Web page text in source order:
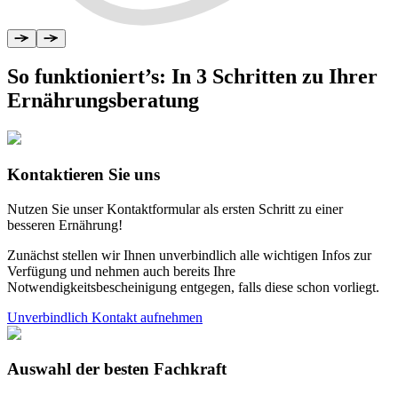
So funktioniert’s: In 3 Schritten zu Ihrer
Ernährungs­beratung
Kontaktieren Sie uns
Nutzen Sie unser Kontaktformular als ersten Schritt zu einer
besseren Ernährung!
Zunächst stellen wir Ihnen unverbindlich alle wichtigen Infos zur
Verfügung und nehmen auch bereits Ihre
Notwendigkeitsbescheinigung entgegen, falls diese schon vorliegt.
Unverbindlich Kontakt aufnehmen
Auswahl der besten Fachkraft